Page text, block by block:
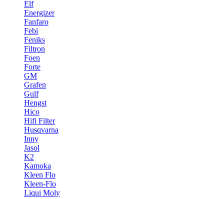
Elf
Energizer
Fanfaro
Febi
Feniks
Filtron
Foen
Forte
GM
Grafen
Gulf
Hengst
Hico
Hifi Filter
Husqvarna
Inny
Jasol
K2
Kamoka
Kleen Flo
Kleen-Flo
Liqui Moly